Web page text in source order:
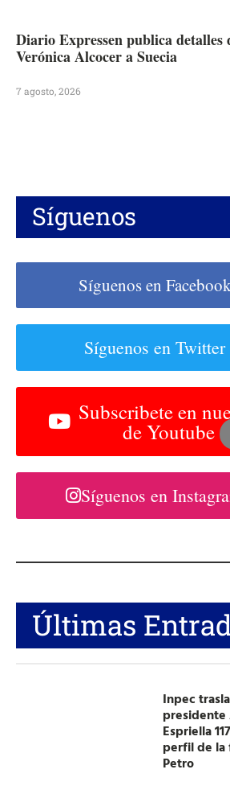
Diario Expressen publica detalles
Verónica Alcocer a Suecia
7 agosto, 2026
Síguenos
Síguenos en
Síguenos en Twitter
Subscribete en
de Youtube
Síguenos en
Últimas
Inpec
presidente
Espriella
perfil de la
Petro